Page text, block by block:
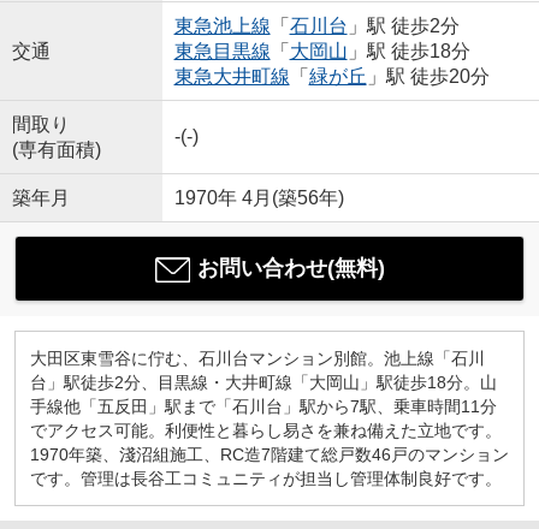
交通
東急池上線 「 石川台 」駅 徒歩2分
東急目黒線 「 大岡山 」駅 徒歩18分
東急大井町線 「 緑が丘 」駅 徒歩20分
間取り
(専有面積)
-(-)
築年月 1970年 4月(築56年)
お問い合わせ(無料)
大田区東雪谷に佇む、石川台マンション別館。池上線「石川
台」駅徒歩2分、目黒線・大井町線「大岡山」駅徒歩18分。山
手線他「五反田」駅まで「石川台」駅から7駅、乗車時間11分
でアクセス可能。利便性と暮らし易さを兼ね備えた立地です。
1970年築、淺沼組施工、RC造7階建て総戸数46戸のマンション
です。管理は長谷工コミュニティが担当し管理体制良好です。